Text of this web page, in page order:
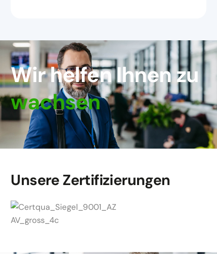
Wir helfen Ihnen zu
wachsen
Unsere Zertifizierungen